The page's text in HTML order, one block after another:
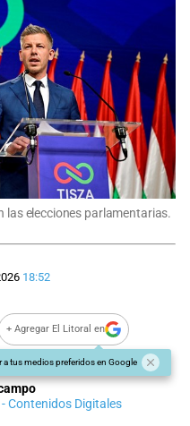
las elecciones parlamentarias.
18:52
+ Agregar El Litoral en
a tus medios preferidos en Google
Contenidos Digitales